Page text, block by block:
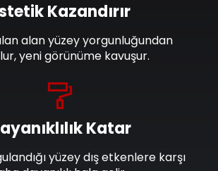
Katar
yüzey dış etkenlere karşı
Kazandırır
alan yüzey yorgunluğundan
yeni görünüme kavuşur.